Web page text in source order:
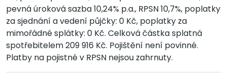
pevná úroková sazba 10,24% p.a., RPSN 10,7%, poplatky
za sjednání a vedení půjčky: 0 Kč, poplatky za
mimořádné splátky: 0 Kč. Celková částka splatná
spotřebitelem 209 916 Kč. Pojištění není povinné.
Platby na pojistné v RPSN nejsou zahrnuty.